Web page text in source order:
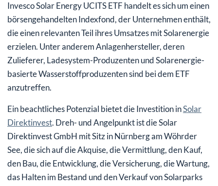
Invesco Solar Energy UCITS ETF handelt es sich um einen
börsengehandelten Indexfond, der Unternehmen enthält,
die einen relevanten Teil ihres Umsatzes mit Solarenergie
erzielen. Unter anderem Anlagenhersteller, deren
Zulieferer, Ladesystem-Produzenten und Solarenergie-
basierte Wasserstoffproduzenten sind bei dem ETF
anzutreffen.
Ein beachtliches Potenzial bietet die Investition inSolar
Direktinvest. Dreh- und Angelpunkt ist die Solar
Direktinvest GmbH mit Sitz in Nürnberg am Wöhrder
See, die sich auf die Akquise, die Vermittlung, den Kauf,
den Bau, die Entwicklung, die Versicherung, die Wartung,
das Halten im Bestand und den Verkauf von Solarparks